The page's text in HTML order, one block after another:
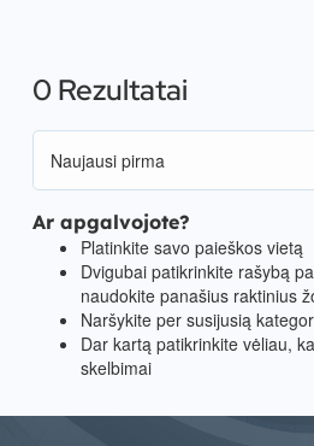
0 Rezultatai
Ar apgalvojote?
Platinkite savo paieškos vietą
Dvigubai patikrinkite rašybą
naudokite panašius raktinius
Naršykite per susijusią
Dar kartą patikrinkite vėliau,
skelbimai